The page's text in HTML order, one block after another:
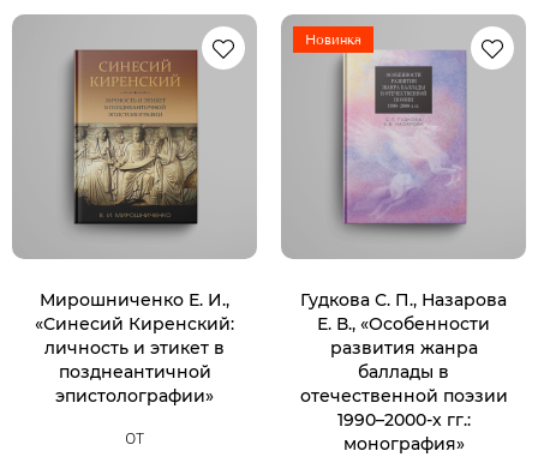
Мирошниченко Е. И.,
«Синесий Киренский:
личность и этикет в
позднеантичной
эпистолографии»
от
Новинка
Гудкова С. П., Назарова
Е. В., «Особенности
развития жанра
баллады в
отечественной поэзии
1990–2000-х гг.:
монография»